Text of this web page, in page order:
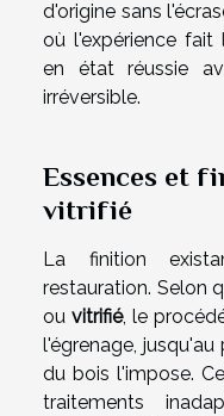
d'origine sans
où l'expérience fait
en état réussie
irréversible.
Essences et
vitrifié
La finition
restauration. Selon
ou vitrifié, le
l'égrenage,
du bois l'impose.
traitements